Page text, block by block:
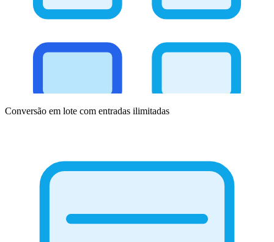
Conversão em lote com entradas ilimitadas